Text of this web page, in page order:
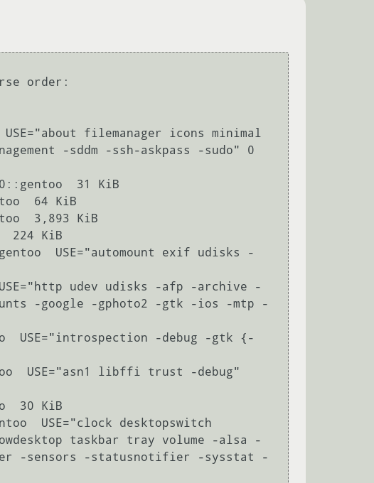
order:
filemanager icons minimal
-sddm -ssh-askpass -sudo" 0
31 KiB
64 KiB
3,893 KiB
224 KiB
USE="automount exif udisks -
udev udisks -afp -archive -
-google -gphoto2 -gtk -ios -mtp -
-debug -gtk {-
USE="asn1 libffi trust -debug"
30 KiB
USE="clock desktopswitch
taskbar tray volume -alsa -
-sensors -statusnotifier -sysstat -